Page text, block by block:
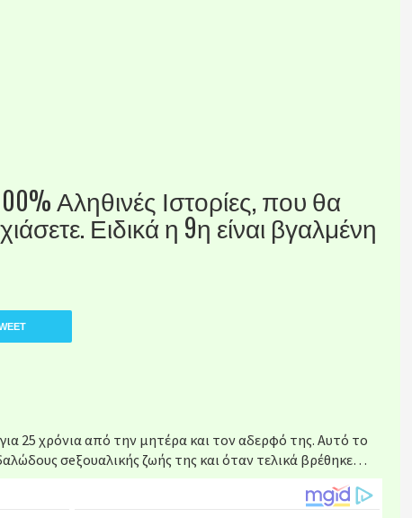
Αληθινές Ιστορίες, που θα
Ειδικά η 9η είναι βγαλμένη
25 χρόνια από την μητέρα και τον αδερφό της. Αυτό το
σeξουαλικής ζωής της και όταν τελικά βρέθηκε…